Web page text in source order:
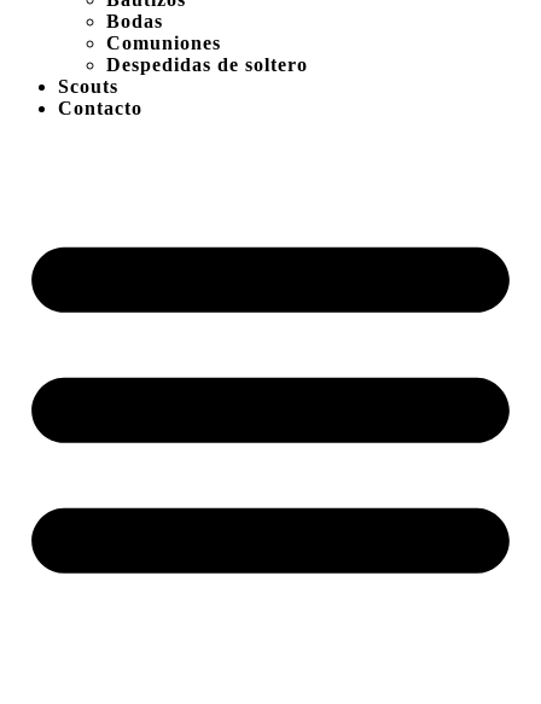
Bodas
Comuniones
Despedidas de soltero
Scouts
Contacto